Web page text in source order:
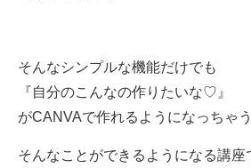
そんなシンプルな機能だけでも
『自分のこんなの作りたいな♡』
がCANVAで作れるようになっちゃう
そんなことができるようになる講座